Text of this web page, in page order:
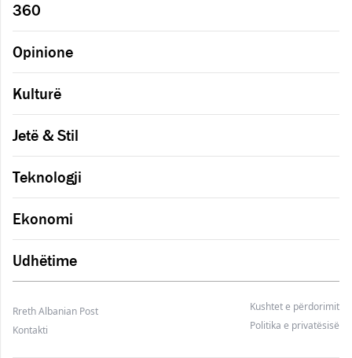
360
Opinione
Kulturë
Jetë & Stil
Teknologji
Ekonomi
Udhëtime
Rreth Albanian Post
Kushtet e përdorimit
Kontakti
Politika e privatësisë